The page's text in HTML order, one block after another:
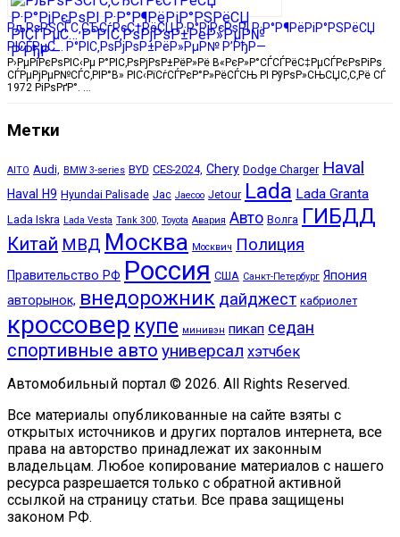
РљРѕРЅСЃС‚СЂСѓРєС†РёСЏ Р·Р°РјРєРѕРІ Р·Р°Р¶РёРіР°РЅРёСЏ
РІСЃРµС… Р°РІС‚РѕРјРѕР±РёР»РµР№ Р’РђР—
Р›РµРіРєРѕРІС‹Рµ Р°РІС‚РѕРјРѕР±РёР»Рё В«РєР»Р°СЃСЃРёС‡РµСЃРєРѕРіРѕ
СЃРµРјРµР№СЃС‚РІР°В» РІС‹РїСѓСЃРєР°Р»РёСЃСЊ РІ РўРѕР»СЊСЏС‚С‚Рё СЃ
1972 РіРѕРґР°. …
Метки
AITO Audi, BMW 3-series BYD CES-2024, Chery Dodge Charger Haval
Haval H9 Hyundai Palisade Jac Jaecoo Jetour Lada Lada Granta
Lada Iskra Lada Vesta Tank 300, Toyota Авария Авто Волга ГИБДД
Китай МВД Москва Москвич Полиция
Правительство РФ Россия США Санкт-Петербург Япония
авторынок, внедорожник дайджест кабриолет
кроссовер купе минивэн пикап седан
спортивные авто универсал хэтчбек
Автомобильный портал © 2026. All Rights Reserved.
Все материалы опубликованные на сайте взяты с
открытых источников и других порталов интернета, все
права на авторство принадлежат их законным
владельцам. Любое копирование материалов с нашего
ресурса разрешается только с обратной активной
ссылкой на страницу статьи. Все права защищены
законом РФ.